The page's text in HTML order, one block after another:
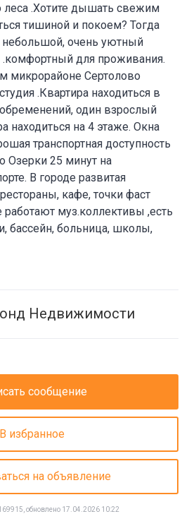
леса .Хотите дышать свежим
тишиной и покоем? Тогда
очень уютный
.комфортный для проживания.
микрорайоне Сертолово
.Квартира находиться в
один взрослый
находиться на 4 этаже. Окна
транспортная доступность
Озерки 25 минут на
В городе развитая
кафе, точки фаст
муз.коллективы ,есть
бассейн, больница, школы,
Недвижимости
сообщение
В избранное
на объявление
обновлено 17.04.2026 10:22